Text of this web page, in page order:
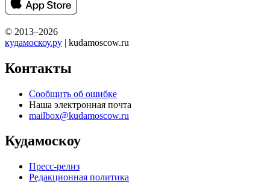
© 2013–2026
кудамоскоу.ру | kudamoscow.ru
Контакты
Сообщить об ошибке
Наша электронная почта
mailbox@kudamoscow.ru
Кудамоскоу
Пресс-релиз
Редакционная политика